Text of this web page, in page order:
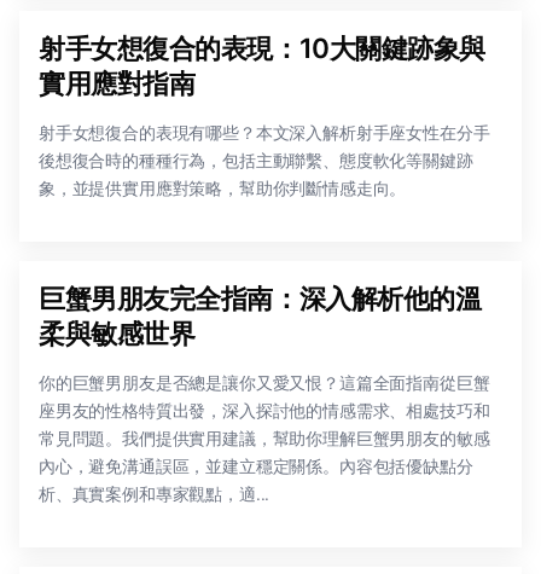
射手女想復合的表現：10大關鍵跡象與
實用應對指南
射手女想復合的表現有哪些？本文深入解析射手座女性在分手
後想復合時的種種行為，包括主動聯繫、態度軟化等關鍵跡
象，並提供實用應對策略，幫助你判斷情感走向。
巨蟹男朋友完全指南：深入解析他的溫
柔與敏感世界
你的巨蟹男朋友是否總是讓你又愛又恨？這篇全面指南從巨蟹
座男友的性格特質出發，深入探討他的情感需求、相處技巧和
常見問題。我們提供實用建議，幫助你理解巨蟹男朋友的敏感
內心，避免溝通誤區，並建立穩定關係。內容包括優缺點分
析、真實案例和專家觀點，適...